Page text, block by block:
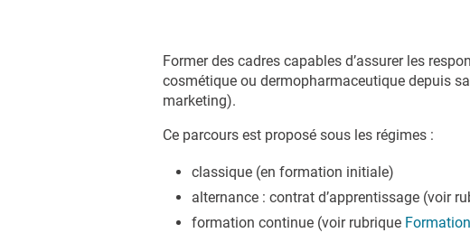
Former des cadres capables d’assurer les
cosmétique ou dermopharmaceutique depuis
marketing).
Ce parcours est proposé sous les régimes :
classique (en formation initiale)
alternance : contrat d’apprentissage (voir
formation continue (voir rubrique Formati